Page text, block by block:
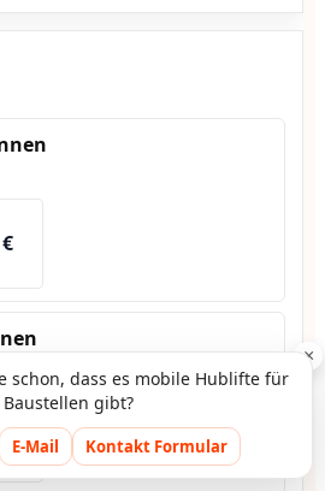
×
schon, dass es mobile Hublifte für
gibt?
E-Mail Kontakt Formular